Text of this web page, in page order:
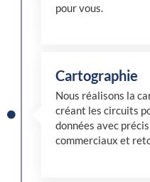
pour vous.
Cartographie
Nous réalisons la
créant les circuits
données avec
commerciaux et